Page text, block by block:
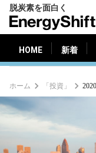
脱炭素を面白く
HOME 新着
新着
ホーム 「投資」